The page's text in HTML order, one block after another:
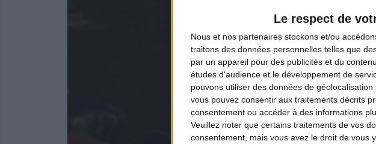
Le respect de
Nous et nos partenaires stockons et/ou
traitons des données personnelles telles que
par un appareil pour des publicités et du
études d'audience et le développement de
pouvons utiliser des données de
vous pouvez consentir aux traitements décrits
consentement ou accéder à des informations
Veuillez noter que certains traitements de vos
consentement, mais vous avez le droit de vous